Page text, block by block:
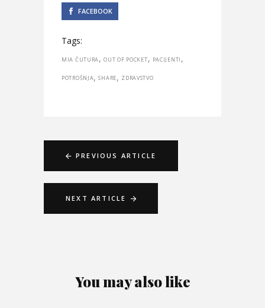
FACEBOOK
Tags:
MIA ČUTURA ,OUT OF POCKET, PACIJENTI ,
POTROŠNJA,SHARE, ZDRAVSTVO
PREVIOUS ARTICLE
NEXT ARTICLE
You may also like